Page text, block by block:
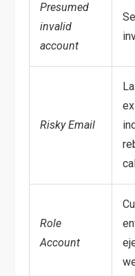
Presumed
invalid
account
Risky Email
Role
Account